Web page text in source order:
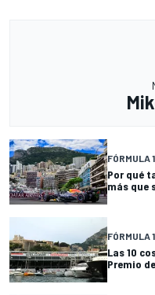
FÓRMULA 1
Por qué
más que
FÓRMULA 1
Las 10
Premio